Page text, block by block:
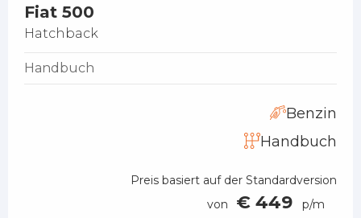
Fiat 500
Hatchback
Handbuch
Benzin
Handbuch
Preis basiert auf der Standardversion
von
€ 449
p/m